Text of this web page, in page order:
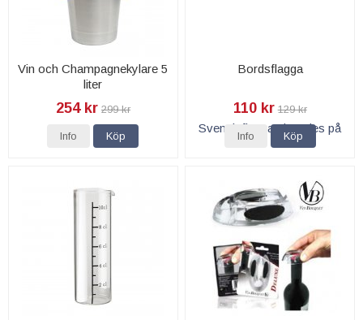
Vin och Champagnekylare 5
liter
254 kr 299 kr
Info Köp
Bordsflagga
110 kr 129 kr
Info Köp